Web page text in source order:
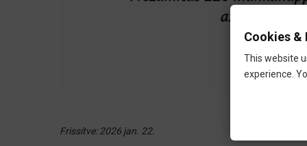
Frissítve: 2026 jan. 22.
Cookies &
This website
experience.